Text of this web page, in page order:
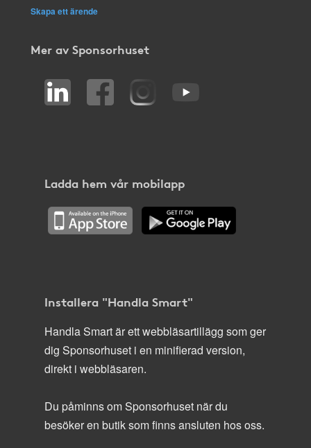
Skapa ett ärende
Mer av Sponsorhuset
Ladda hem vår mobilapp
Installera "Handla Smart"
Handla Smart är ett webbläsartillägg som ger
dig Sponsorhuset i en minifierad version,
direkt i webbläsaren.
Du påminns om Sponsorhuset när du
besöker en butik som finns ansluten hos oss.